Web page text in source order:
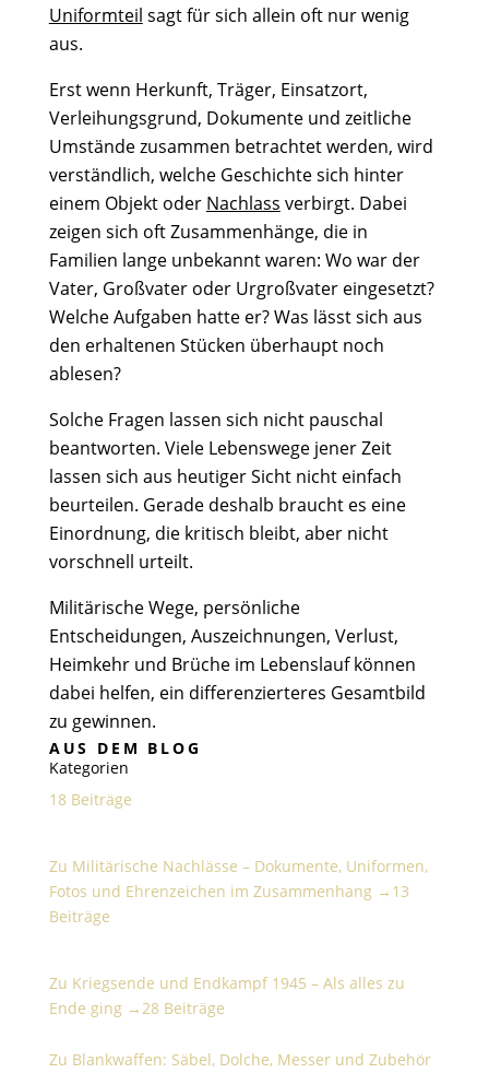
Uniformteil sagt für sich allein oft nur wenig
aus.
Erst wenn Herkunft, Träger, Einsatzort,
Verleihungsgrund, Dokumente und zeitliche
Umstände zusammen betrachtet werden, wird
verständlich, welche Geschichte sich hinter
einem Objekt oder Nachlass verbirgt. Dabei
zeigen sich oft Zusammenhänge, die in
Familien lange unbekannt waren: Wo war der
Vater, Großvater oder Urgroßvater eingesetzt?
Welche Aufgaben hatte er? Was lässt sich aus
den erhaltenen Stücken überhaupt noch
ablesen?
Solche Fragen lassen sich nicht pauschal
beantworten. Viele Lebenswege jener Zeit
lassen sich aus heutiger Sicht nicht einfach
beurteilen. Gerade deshalb braucht es eine
Einordnung, die kritisch bleibt, aber nicht
vorschnell urteilt.
Militärische Wege, persönliche
Entscheidungen, Auszeichnungen, Verlust,
Heimkehr und Brüche im Lebenslauf können
dabei helfen, ein differenzierteres Gesamtbild
zu gewinnen.
AUS DEM BLOG
Kategorien
18 Beiträge
Zu Militärische Nachlässe – Dokumente, Uniformen,
Fotos und Ehrenzeichen im Zusammenhang → 13
Beiträge
Zu Kriegsende und Endkampf 1945 – Als alles zu
Ende ging →28 Beiträge
Zu Blankwaffen: Säbel, Dolche, Messer und Zubehör